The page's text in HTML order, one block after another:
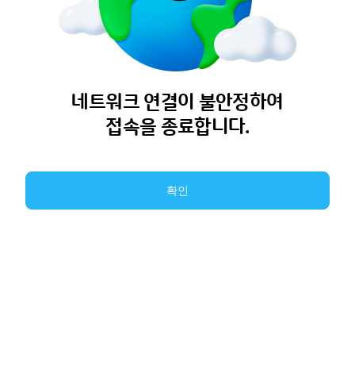
네트워크 연결이 불안정하여
접속을 종료합니다.
확인